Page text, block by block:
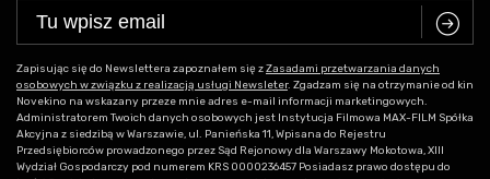
C
Zapisując się do Newslettera zapoznałem się zZasadami przetwarzania danych
osobowych w związku z realizacją usługi Newsleter. Zgadzam się na otrzymanie od kin
Novekino na wskazany przeze mnie adres e-mail informacji marketingowych.
Administratorem Twoich danych osobowych jest Instytucja Filmowa MAX-FILM Spółka
Akcyjna z siedzibą w Warszawie, ul. Panieńska 11, Wpisana do Rejestru
Przedsiębiorców prowadzonego przez Sąd Rejonowy dla Warszawy Mokotowa, XIII
Wydział Gospodarczy pod numerem KRS 0000236457 Posiadasz prawo dostępu do